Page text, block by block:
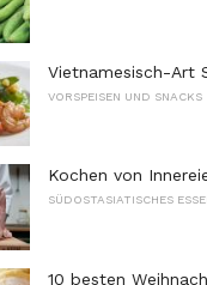
Vietnamesisch-Art
VORSPEISEN UND SNACKS
Kochen von
SÜDOSTASIATISCHES
10 besten